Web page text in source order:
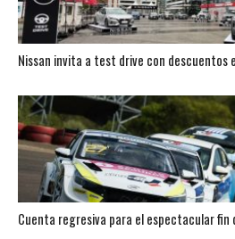
Nissan invita a test drive con descuentos
Cuenta regresiva para el espectacular fin